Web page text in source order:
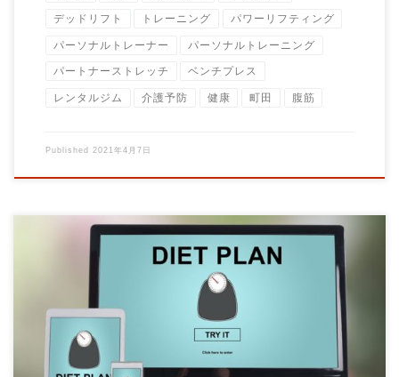
デッドリフト トレーニング パワーリフティング
パーソナルトレーナー パーソナルトレーニング
パートナーストレッチ ベンチプレス
レンタルジム 介護予防 健康 町田 腹筋
Published 2021年4月7日
新メニュー １ヶ月集中ダイエットコースの内容です。 内容は体
重減少を目的とした内容となっています。 […]